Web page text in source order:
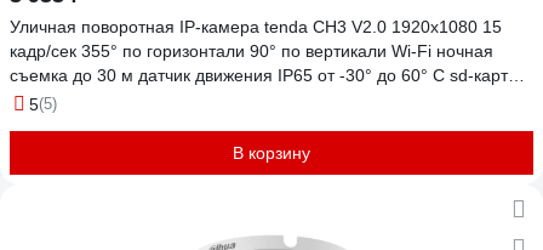
Уличная поворотная IP-камера tenda CH3 V2.0 1920x1080 15
кадр/сек 355° по горизонтали 90° по вертикали Wi-Fi ночная
съемка до 30 м датчик движения IP65 от -30° до 60° C sd-карта
128GB 2 внешние антенны белый 10000131363
5(5)
В корзину